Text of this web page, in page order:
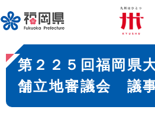
ー
ジ
先
頭
。
メニューを飛ばし
本
文
第２２５回福岡県
舗立地審議会 議